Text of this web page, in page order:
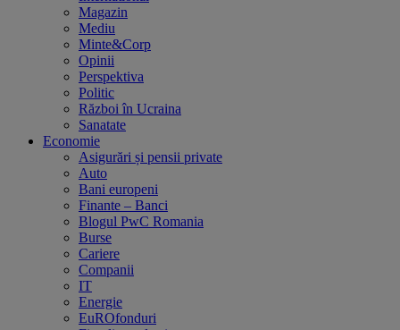
Magazin
Mediu
Minte&Corp
Opinii
Perspektiva
Politic
Război în Ucraina
Sanatate
Economie
Asigurări și pensii private
Auto
Bani europeni
Finante – Banci
Blogul PwC Romania
Burse
Cariere
Companii
IT
Energie
EuROfonduri